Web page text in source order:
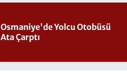
Osmaniye'de Yolcu Otobüsü
Ata Çarptı